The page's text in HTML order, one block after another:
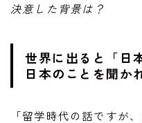
決意した背景は？
世界に出ると「日
日本のことを聞か
「留学時代の話ですが